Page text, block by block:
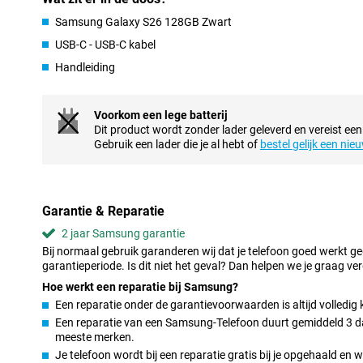
foto van je ontvangen? Je toestel detecteert het en biedt
Galaxy AI maakt multitasken makkelijker, zonder dat je daar
De Samsung Galaxy S26 128GB Zwart is uitgerust met de
dat je meerdere acties met één commando uitvoert. Wil je
helpt Galaxy AI met slimme suggesties.
Drie geavanceerde camera’s
worden huidtinten automatisch geoptimaliseerd en storende
het donker maak je heldere video’s met Nightography, waarbij
verminderd. De 12MP selfiecamera gebruikt Natural Selfies om
zien, met realistische belichting en een natuurlijke uitstraling.
Ben je op zoek naar een toestel met nóg meer fotografische
kijkje bij deSamsung Galaxy S26 Ultra. Deze heeft nog een
Makkelijk foto’s bewerken met Photo Assist
Foto’s bewerken was nog nooit zo eenvoudig. Met Photo Assist
aanpassen bijvoorbeeld een object verwijderen, schaduw lichter
Samsung Galaxy S26 128GB Zwart
USB-C - USB-C kabel
Handleiding
Voorkom een lege batterij
Dit product wordt zonder lader geleverd en vereist
Gebruik een lader die je al hebt of bestel gelijk een
Garantie & Reparatie
2 jaar Samsung garantie
Bij normaal gebruik garanderen wij dat je telefoon goed werkt
garantieperiode. Is dit niet het geval? Dan helpen we je graag
Hoe werkt een reparatie bij Samsung?
Een reparatie onder de garantievoorwaarden is altijd volledig
Een reparatie van een Samsung-Telefoon duurt gemiddeld 3
meeste merken.
Je telefoon wordt bij een reparatie gratis bij je opgehaald en